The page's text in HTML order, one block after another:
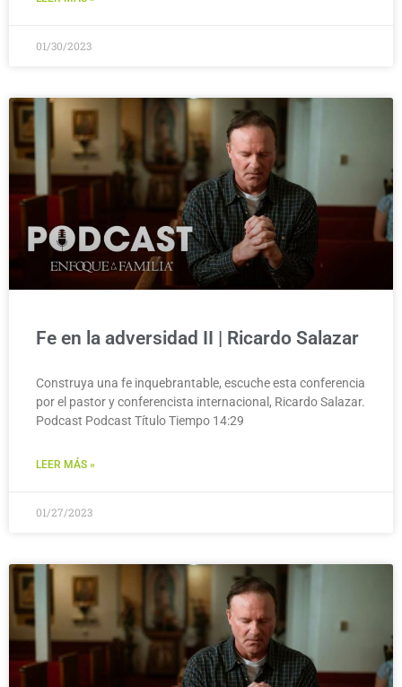
01/30/2023
Fe en la adversidad II | Ricardo Salazar
Construya una fe inquebrantable, escuche esta conferencia
por el pastor y conferencista internacional, Ricardo Salazar.
Podcast Podcast Título Tiempo 14:29
LEER MÁS »
01/27/2023